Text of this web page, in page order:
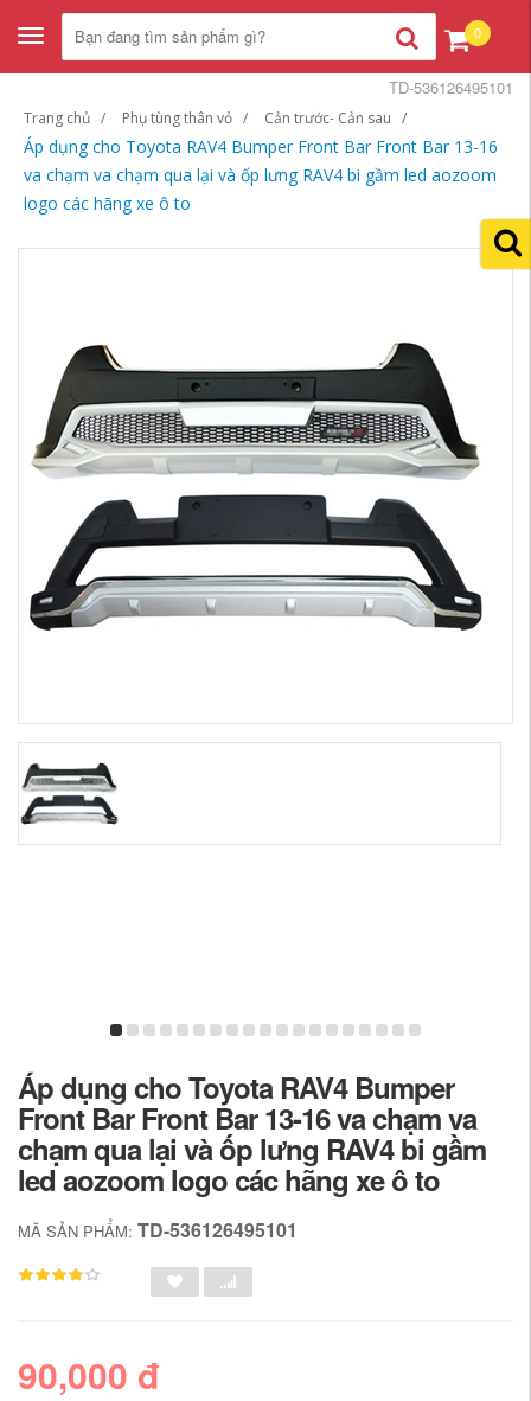
Toggle
navigation
0
Trang chủ Phụ tùng thân vỏ Cản trước- Cản sau
Áp dụng cho Toyota RAV4 Bumper Front Bar Front Bar 13-16
va chạm va chạm qua lại và ốp lưng RAV4 bi gầm led aozoom
logo các hãng xe ô to
TD-536126495101
Áp dụng cho Toyota RAV4 Bumper
Front Bar Front Bar 13-16 va chạm va
chạm qua lại và ốp lưng RAV4 bi gầm
led aozoom logo các hãng xe ô to
MÃ SẢN PHẨM: TD-536126495101
90,000 đ